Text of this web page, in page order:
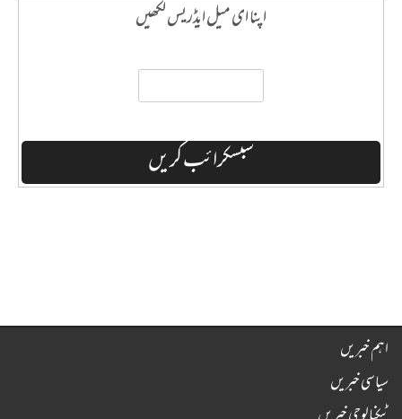
اپنا ای میل ایڈریس لکھیں
اہم خبریں
سیاسی خبریں